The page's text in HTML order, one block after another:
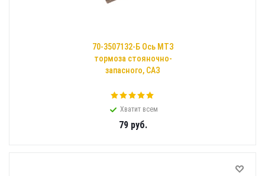
70-3507132-Б Ось МТЗ
тормоза стояночно-
запасного, САЗ
Хватит всем
79руб.